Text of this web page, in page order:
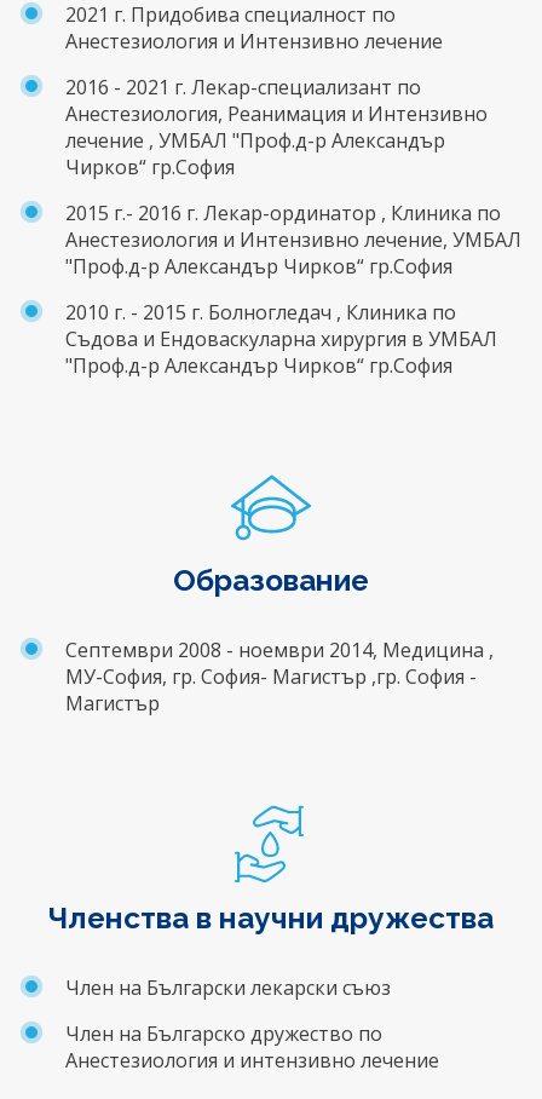
2021 г. Придобива специалност по
Анестезиология и Интензивно лечение
2016 - 2021 г. Лекар-специализант по
Анестезиология, Реанимация и Интензивно
лечение , УМБАЛ "Проф.д-р Александър
Чирков“ гр.София
2015 г.- 2016 г. Лекар-ординатор , Клиника по
Анестезиология и Интензивно лечение, УМБАЛ
"Проф.д-р Александър Чирков“ гр.София
2010 г. - 2015 г. Болногледач , Клиника по
Съдова и Ендоваскуларна хирургия в УМБАЛ
"Проф.д-р Александър Чирков“ гр.София
Образование
Септември 2008 - ноември 2014, Медицина ,
МУ-София, гр. София- Магистър ,гр. София -
Магистър
Членства в научни дружества
Член на Български лекарски съюз
Член на Българско дружество по
Анестезиология и интензивно лечение